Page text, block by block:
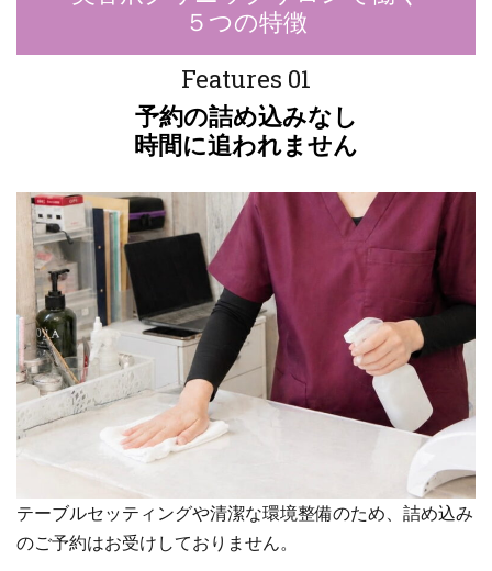
５つの特徴
Features 01
予約の詰め込みなし
時間に追われません
テーブルセッティングや清潔な環境整備のため、詰め込み
のご予約はお受けしておりません。